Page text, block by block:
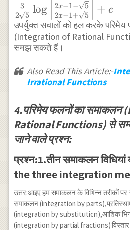
(3) }
\frac{5 x-
2}{3
x^{2}+2
\text {
(4) }
x}
{x^{2}-x-
1}
x}{\sqrt{2}-
(3) }
\sqrt{2}}
\text { (4)
\log
\sqrt{5}}
\sqrt{5}}{2
2 5
3 log 2x−1+ 5
2x−1− 5 + c
उपर्युक्त सवालों को हल करके
(Integration of Rational
समझ सकते हैं।
Also Read This Article:-
Irrational Functions
4.परिमेय फलनों का
Rational Functions) से
जाने वाले प्रश्न:
प्रश्न:1.तीन समाकलन
the three integration
उत्तर:आइए हम समाकलन के विभिन्न तरीकों
समाकलन (integration by
(integration by substitution),आंशिक
(integration by partial fractions)